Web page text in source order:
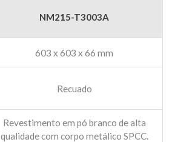
NM215-T3003A
603 x 603 x 66 mm
Recuado
Revestimento em pó branco de alta
qualidade com corpo metálico SPCC.